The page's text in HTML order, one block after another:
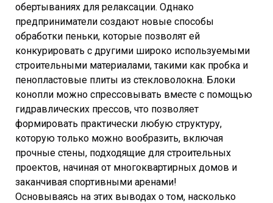
обертываниях для релаксации. Однако
предприниматели создают новые способы
обработки пеньки, которые позволят ей
конкурировать с другими широко используемыми
строительными материалами, такими как пробка и
пенопластовые плиты из стекловолокна. Блоки
конопли можно спрессовывать вместе с помощью
гидравлических прессов, что позволяет
формировать практически любую структуру,
которую только можно вообразить, включая
прочные стены, подходящие для строительных
проектов, начиная от многоквартирных домов и
заканчивая спортивными аренами!
Основываясь на этих выводах о том, насколько